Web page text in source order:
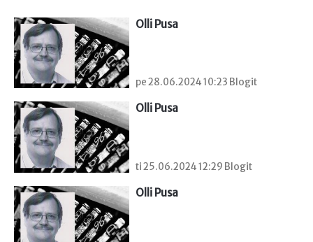
Olli Pusa
pe 28.06.2024 10:23 Blogit
Olli Pusa
ti 25.06.2024 12:29 Blogit
Olli Pusa